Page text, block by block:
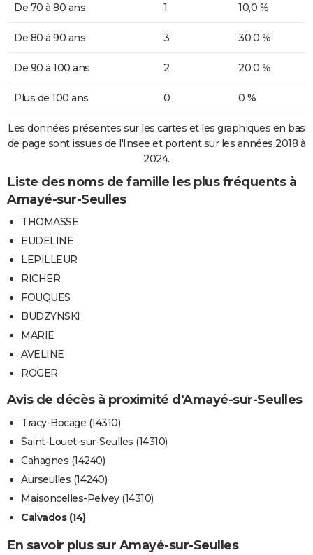
De 70 à 80 ans 1 10,0 %
De 80 à 90 ans 3 30,0 %
De 90 à 100 ans 2 20,0 %
Plus de 100 ans 0 0 %
Les données présentes sur les cartes et les graphiques en bas
de page sont issues de l'Insee et portent sur les années 2018 à
2024.
Liste des noms de famille les plus fréquents à
Amayé-sur-Seulles
THOMASSE
EUDELINE
LEPILLEUR
RICHER
FOUQUES
BUDZYNSKI
MARIE
AVELINE
ROGER
Avis de décès à proximité d'Amayé-sur-Seulles
Tracy-Bocage (14310)
Saint-Louet-sur-Seulles (14310)
Cahagnes (14240)
Aurseulles (14240)
Maisoncelles-Pelvey (14310)
Calvados (14)
En savoir plus sur Amayé-sur-Seulles